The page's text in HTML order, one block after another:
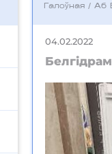
Галоўная /Аб
04.02.2022